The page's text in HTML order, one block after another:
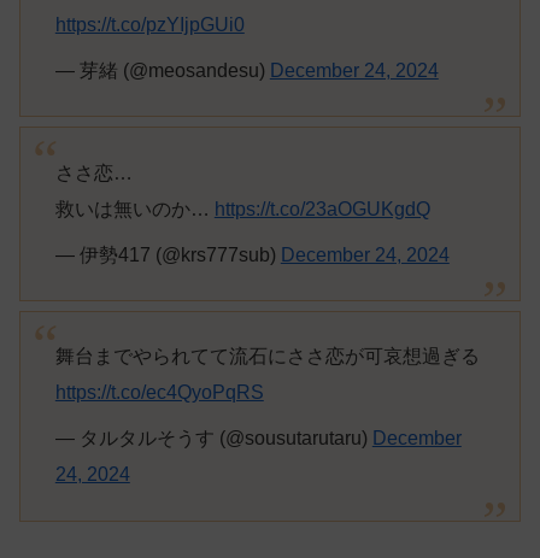
https://t.co/pzYIjpGUi0
— 芽緒 (@meosandesu) December 24, 2024
ささ恋…
救いは無いのか… https://t.co/23aOGUKgdQ
— 伊勢417 (@krs777sub) December 24, 2024
舞台までやられてて流石にささ恋が可哀想過ぎる
https://t.co/ec4QyoPqRS
— タルタルそうす (@sousutarutaru) December
24, 2024